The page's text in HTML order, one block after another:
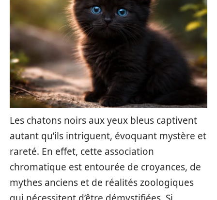
Les chatons noirs aux yeux bleus captivent
autant qu’ils intriguent, évoquant mystère et
rareté. En effet, cette association
chromatique est entourée de croyances, de
mythes anciens et de réalités zoologiques